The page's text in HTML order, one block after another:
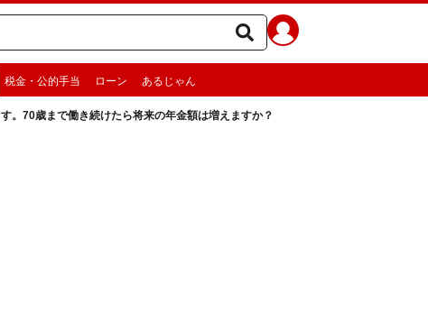
税金・公的手当 ローン あるじゃん
。70歳まで働き続けたら将来の年金額は増えますか？